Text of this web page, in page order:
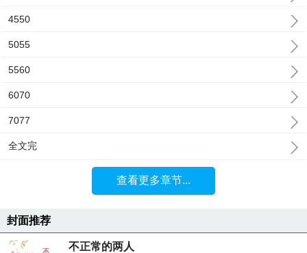
4550
5055
5560
6070
7077
全文完
查看更多章节...
封面推荐
不正常的两人